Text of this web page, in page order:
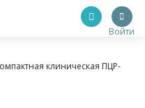
Войти
клиническая ПЦР-